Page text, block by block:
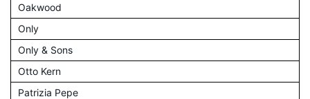
Oakwood
Only
Only & Sons
Otto Kern
Patrizia Pepe